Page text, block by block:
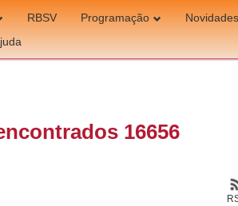
RBSV Programação Novidades
16656